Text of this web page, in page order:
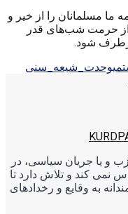
ما مسلمانان را از خیر و
از حرمت شب‌های قدر
شود.
وحدت_شیعه_سنی
و یا جریان سیاسی، در
نمی کند و تلاش دارد تا
به وقایع و رخدادهای